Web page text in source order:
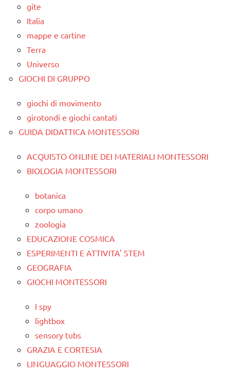
gite
Italia
mappe e cartine
Terra
Universo
GIOCHI DI GRUPPO
giochi di movimento
girotondi e giochi cantati
GUIDA DIDATTICA MONTESSORI
ACQUISTO ONLINE DEI MATERIALI MONTESSORI
BIOLOGIA MONTESSORI
botanica
corpo umano
zoologia
EDUCAZIONE COSMICA
ESPERIMENTI E ATTIVITA' STEM
GEOGRAFIA
GIOCHI MONTESSORI
I spy
lightbox
sensory tubs
GRAZIA E CORTESIA
LINGUAGGIO MONTESSORI